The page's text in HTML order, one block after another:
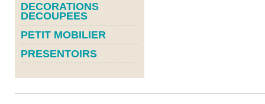
DECORATIONS
DECOUPEES
PETIT MOBILIER
PRESENTOIRS